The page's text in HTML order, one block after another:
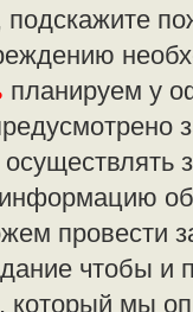
планируем у
провести
чтобы
который мы